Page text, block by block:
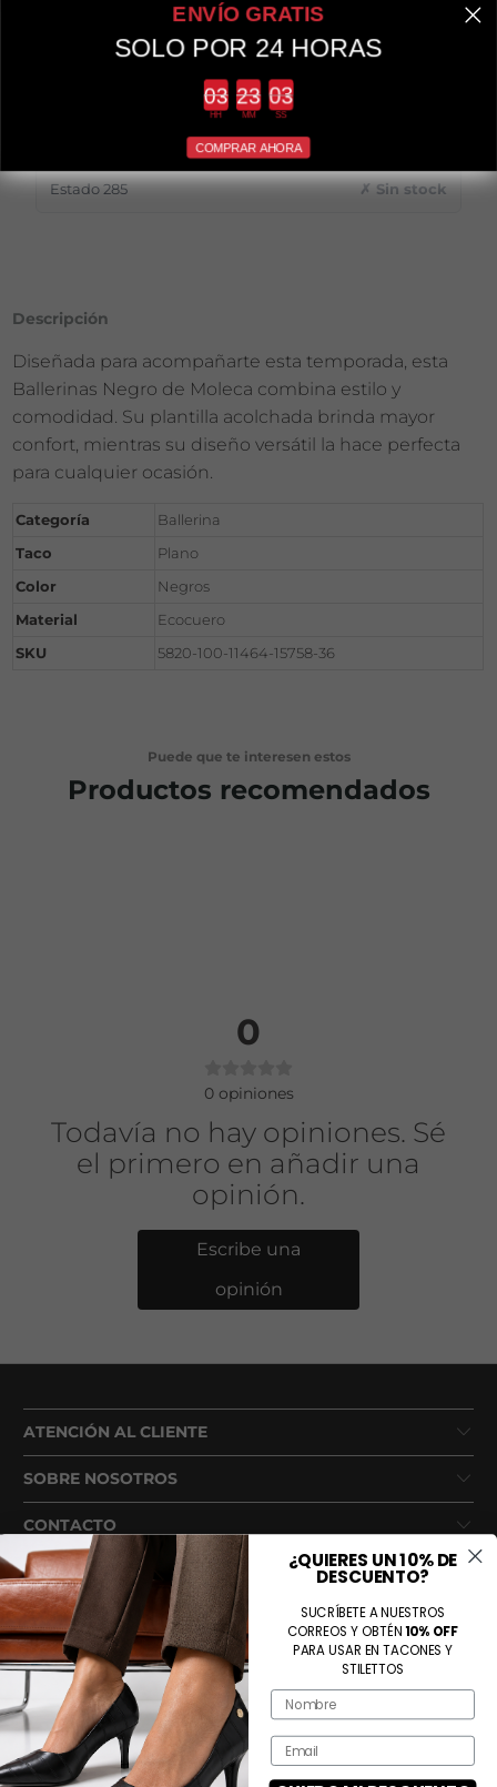
Apumanque Local 71
Estado 285 ✗ Sin stock
Descripción
Diseñada para acompañarte esta temporada, esta
Ballerinas Negro de Moleca combina estilo y
comodidad. Su plantilla acolchada brinda mayor
confort, mientras su diseño versátil la hace perfecta
para cualquier ocasión.
Categoría
Ballerina
Taco
Plano
Color
Negros
Material
Ecocuero
SKU
5820-100-11464-15758-36
Puede que te interesen estos
Productos recomendados
0
0 opiniones
Todavía no hay opiniones. Sé
el primero en añadir una
opinión.
Escribe una
opinión
ATENCIÓN AL CLIENTE
SOBRE NOSOTROS
CONTACTO
Métodos de pago aceptados
ENVÍO GRATIS
SOLO POR 24 HORAS
Countdown ends in:
HH MM SS
COMPRAR AHORA
¿QUIERES UN 10% DE
DESCUENTO?
SUCRÍBETE A NUESTROS
CORREOS Y OBTÉN10% OFF
PARA USAR EN TACONES Y
STILETTOS
Name
Email